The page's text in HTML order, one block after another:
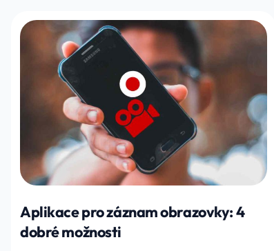
Aplikace pro záznam obrazovky: 4
dobré možnosti